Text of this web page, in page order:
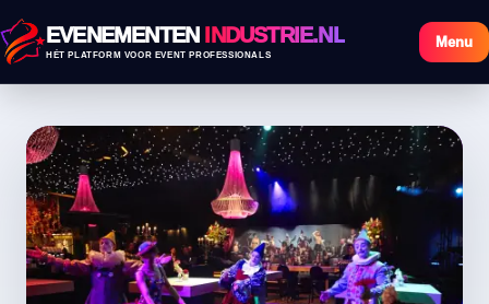
EVENEMENTEN INDUSTRIE.NL
HÉT PLATFORM VOOR EVENT PROFESSIONALS
Menu